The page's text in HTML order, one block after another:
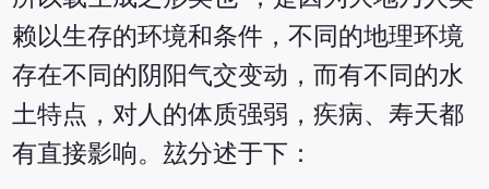
赖以生存的环境和条件，不同的地理环境
存在不同的阴阳气交变动，而有不同的水
土特点，对人的体质强弱，疾病、寿天都
有直接影响。玆分述于下：